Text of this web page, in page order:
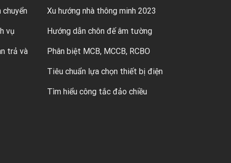
chuyển
vụ
trả và
Xu hướng nhà thông minh 2023
Hướng dẫn chôn đế âm tường
Phân biệt MCB, MCCB, RCBO
Tiêu chuẩn lựa chọn thiết bị điện
Tìm hiểu công tắc đảo chiều